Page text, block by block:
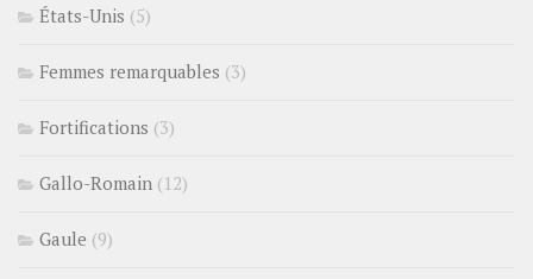
États-Unis (5)
Femmes remarquables (3)
Fortifications (3)
Gallo-Romain (12)
Gaule (9)